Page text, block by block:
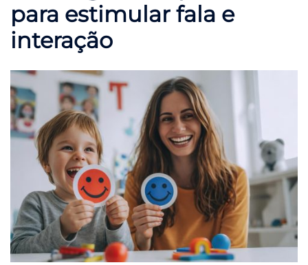
para estimular fala e
interação